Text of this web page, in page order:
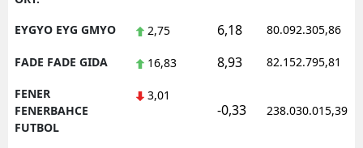
EYGYO EYG GMYO 2,75 6,18 80.092.305,86
FADE FADE GIDA 16,83 8,93 82.152.795,81
FENER
FENERBAHCE
FUTBOL
3,01
-0,33 238.030.015,39